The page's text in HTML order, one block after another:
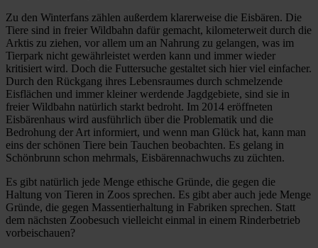
Zu den Winterfans zählen außerdem klarerweise die Eisbären. Die
Tiere sind in freier Wildbahn dafür gemacht, kilometerweit durch die
Arktis zu ziehen, vor allem um an Nahrung zu gelangen, was im
Tierpark nicht gewährleistet werden kann und immer wieder
kritisiert wird. Doch die Futtersuche gestaltet sich hier viel einfacher.
Durch den Rückgang ihres Lebensraumes durch schmelzende
Eisflächen und immer kleiner werdende Jagdgebiete, sind sie in
freier Wildbahn natürlich starkt bedroht. Im 2014 eröffneten
Eisbärenhaus wird ausführlich über die Problematik und die
Bedrohung der Art informiert, und wenn man Glück hat, kann man
eins der schönen Tiere bein Tauchen beobachten. Es gelang in
Schönbrunn schon mehrmals, Eisbärennachwuchs zu züchten.
Es gibt natürlich jede Menge ethische Gründe, die gegen die
Haltung von Tieren in Zoos sprechen. Es gibt aber auch jede Menge
Gründe, die gegen Massentierhaltung in Fabriken sprechen. Statt
dem nächsten Zoobesuch vielleicht einmal in einem Rinderbetrieb
vorbeischauen?